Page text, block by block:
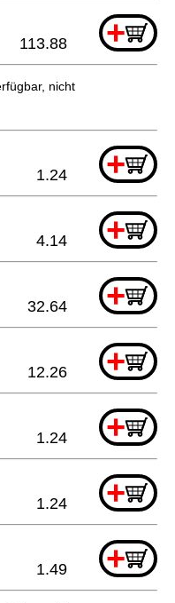
+
113.88
nicht bestellbar
+
1.24
+
4.14
+
32.64
+
12.26
+
1.24
+
1.24
+
1.49